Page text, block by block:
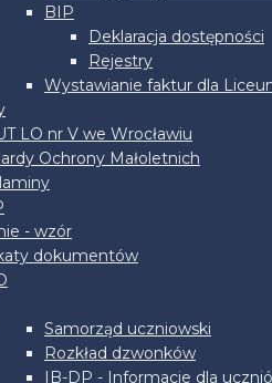
BIP
Deklaracja dostępności
Rejestry
Wystawianie faktur dla
LO nr V we Wrocławiu
Ochrony Małoletnich
- wzór
dokumentów
Samorząd uczniowski
Rozkład dzwonków
IB-DP - Informacje dla